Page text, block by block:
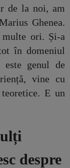
de la noi, am
Ghenea.
multe ori. Și-a
în domeniul
genul de
vine cu
E un
despre